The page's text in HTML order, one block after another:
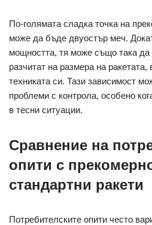
По-голямата сладка точка на
може да бъде двуостър меч.
мощността, тя може също така да
разчитат на размера на
техниката си. Тази зависимост
проблеми с контрола, особено
в тесни ситуации.
Сравнение на
опити с
стандартни ракети
Потребителските опити често